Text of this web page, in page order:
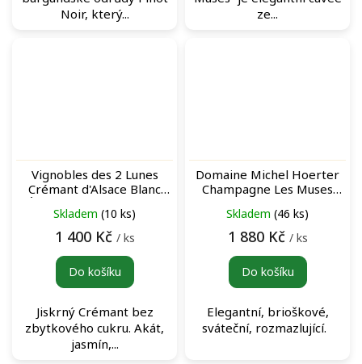
Noir, který...
ze...
Vignobles des 2 Lunes
Crémant d'Alsace Blanc
"Éclipse" bílé šumivé víno
Skladem (10 ks)
1 400 Kč / ks
Do košíku
Jiskrný Crémant bez
zbytkového cukru. Akát,
jasmín,...
Domaine Michel Hoerter
Champagne Les Muses
víno
Skladem (46 ks)
1 880 Kč / ks
Do košíku
Elegantní, brioškové,
sváteční, rozmazlující.